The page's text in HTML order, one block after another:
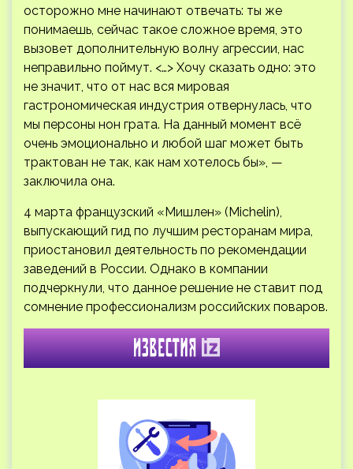
осторожно мне начинают отвечать: ты же
понимаешь, сейчас такое сложное время, это
вызовет дополнительную волну агрессии, нас
неправильно поймут. <…> Хочу сказать одно: это
не значит, что от нас вся мировая
гастрономическая индустрия отвернулась, что
мы персоны нон грата. На данный момент всё
очень эмоционально и любой шаг может быть
трактован не так, как нам хотелось бы», —
заключила она.
4 марта французский «Мишлен» (Michelin),
выпускающий гид по лучшим ресторанам мира,
приостановил деятельность по рекомендации
заведений в России. Однако в компании
подчеркнули, что данное решение не ставит под
сомнение профессионализм российских поваров.